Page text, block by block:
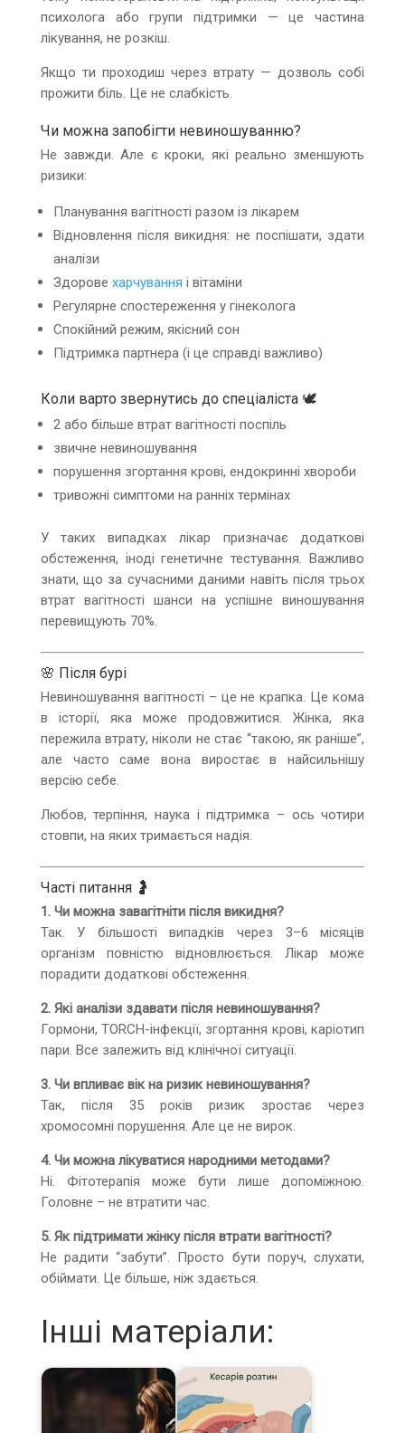
психолога або групи підтримки — це частина
лікування, не розкіш.
Якщо ти проходиш через втрату — дозволь собі
прожити біль. Це не слабкість.
Чи можна запобігти невиношуванню?
Не завжди. Але є кроки, які реально зменшують
ризики:
Планування вагітності разом із лікарем
Відновлення після викидня: не поспішати, здати
аналізи
Здорове харчування і вітаміни
Регулярне спостереження у гінеколога
Спокійний режим, якісний сон
Підтримка партнера (і це справді важливо)
Коли варто звернутись до спеціаліста 🕊️
2 або більше втрат вагітності поспіль
звичне невиношування
порушення згортання крові, ендокринні хвороби
тривожні симптоми на ранніх термінах
У таких випадках лікар призначає додаткові
обстеження, іноді генетичне тестування. Важливо
знати, що за сучасними даними навіть після трьох
втрат вагітності шанси на успішне виношування
перевищують 70%.
🌸 Після бурі
Невиношування вагітності – це не крапка. Це кома
в історії, яка може продовжитися. Жінка, яка
пережила втрату, ніколи не стає “такою, як раніше”,
але часто саме вона виростає в найсильнішу
версію себе.
Любов, терпіння, наука і підтримка – ось чотири
стовпи, на яких тримається надія.
Часті питання 🤰
1. Чи можна завагітніти після викидня?
Так. У більшості випадків через 3–6 місяців
організм повністю відновлюється. Лікар може
порадити додаткові обстеження.
2. Які аналізи здавати після невиношування?
Гормони, TORCH-інфекції, згортання крові, каріотип
пари. Все залежить від клінічної ситуації.
3. Чи впливає вік на ризик невиношування?
Так, після 35 років ризик зростає через
хромосомні порушення. Але це не вирок.
4. Чи можна лікуватися народними методами?
Ні. Фітотерапія може бути лише допоміжною.
Головне – не втратити час.
5. Як підтримати жінку після втрати вагітності?
Не радити “забути”. Просто бути поруч, слухати,
обіймати. Це більше, ніж здається.
Інші матеріали: